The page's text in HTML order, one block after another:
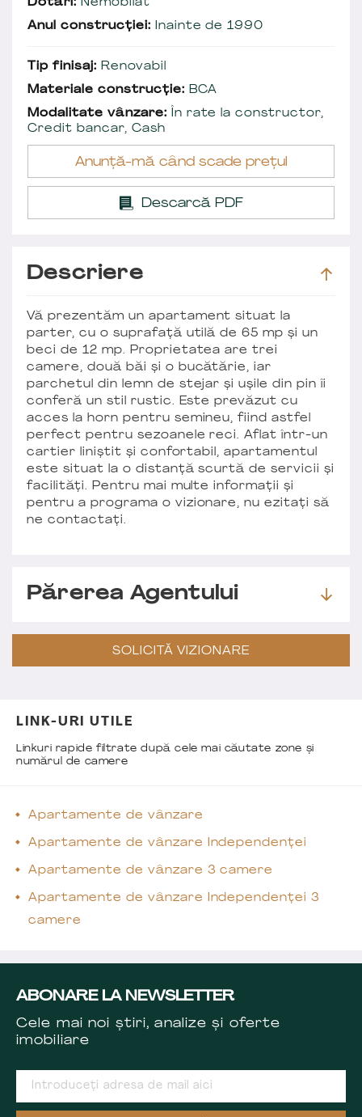
Dotări: Nemobilat
Anul construcției: Inainte de 1990
Tip finisaj: Renovabil
Materiale construcție: BCA
Modalitate vânzare: În rate la constructor,
Credit bancar, Cash
Anunță-mă când scade prețul
Descarcă PDF
Descriere
Vă prezentăm un apartament situat la
parter, cu o suprafață utilă de 65 mp și un
beci de 12 mp. Proprietatea are trei
camere, două băi și o bucătărie, iar
parchetul din lemn de stejar și ușile din pin îi
conferă un stil rustic. Este prevăzut cu
acces la horn pentru semineu, fiind astfel
perfect pentru sezoanele reci. Aflat într-un
cartier liniștit și confortabil, apartamentul
este situat la o distanță scurtă de servicii și
facilități. Pentru mai multe informații și
pentru a programa o vizionare, nu ezitați să
ne contactați.
Părerea Agentului
SOLICITĂ VIZIONARE
LINK-URI UTILE
Linkuri rapide filtrate după cele mai căutate zone și
numărul de camere
Apartamente de vânzare
Apartamente de vânzare Independenței
Apartamente de vânzare 3 camere
Apartamente de vânzare Independenței 3
camere
ABONARE LA NEWSLETTER
Cele mai noi știri, analize și oferte
imobiliare